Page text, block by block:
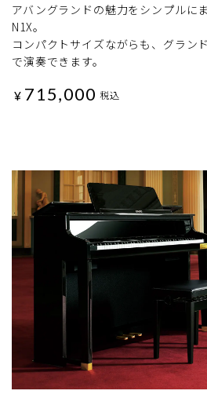
アバングランドの魅力をシンプルに
N1X。
コンパクトサイズながらも、グラン
で演奏できます。
¥ 715,000 税込